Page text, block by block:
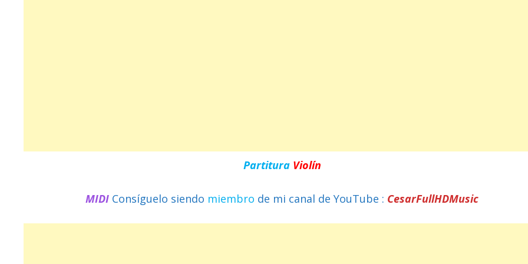
Partitura Violín
MIDI Consíguelo siendo miembro de mi canal de YouTube : CesarFullHDMusic